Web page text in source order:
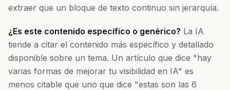
extraer que un bloque de texto continuo sin jerarquía.
¿Es este contenido específico o genérico? La IA
tiende a citar el contenido más específico y detallado
disponible sobre un tema. Un artículo que dice "hay
varias formas de mejorar tu visibilidad en IA" es
menos citable que uno que dice "estas son las 6